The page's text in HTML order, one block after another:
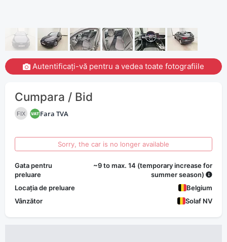
Autentificați-vă pentru a vedea toate fotografiile
Cumpara / Bid
FIX Fara TVA
Sorry, the car is no longer available
Gata pentru
preluare
~9 to max. 14 (temporary increase for
summer season)
Locația de preluare
Belgium
Vânzător
Solaf NV